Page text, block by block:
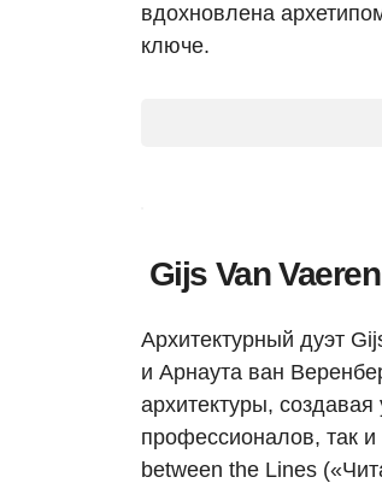
вдохновлена
ключе.
Gijs Van
Архитектурный дуэт
и Арнаута ван
архитектуры,
профессионалов, так
between the Lines